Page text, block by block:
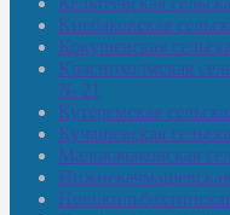
Киебаковская
Кокушевская
Краснохолмская
№ 21
Кутеремская
Кучашевская
Малокачаковская